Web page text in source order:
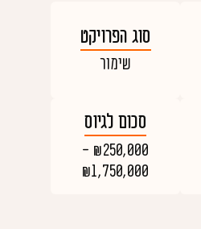
סוג הפרויקט
שימור
סכום לגיוס
₪250,000 -
₪1,750,000